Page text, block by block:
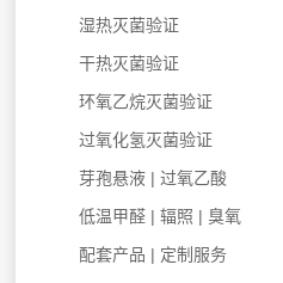
湿热灭菌验证
干热灭菌验证
环氧乙烷灭菌验证
过氧化氢灭菌验证
芽孢悬液 | 过氧乙酸
低温甲醛 | 辐照 | 臭氧
配套产品 | 定制服务